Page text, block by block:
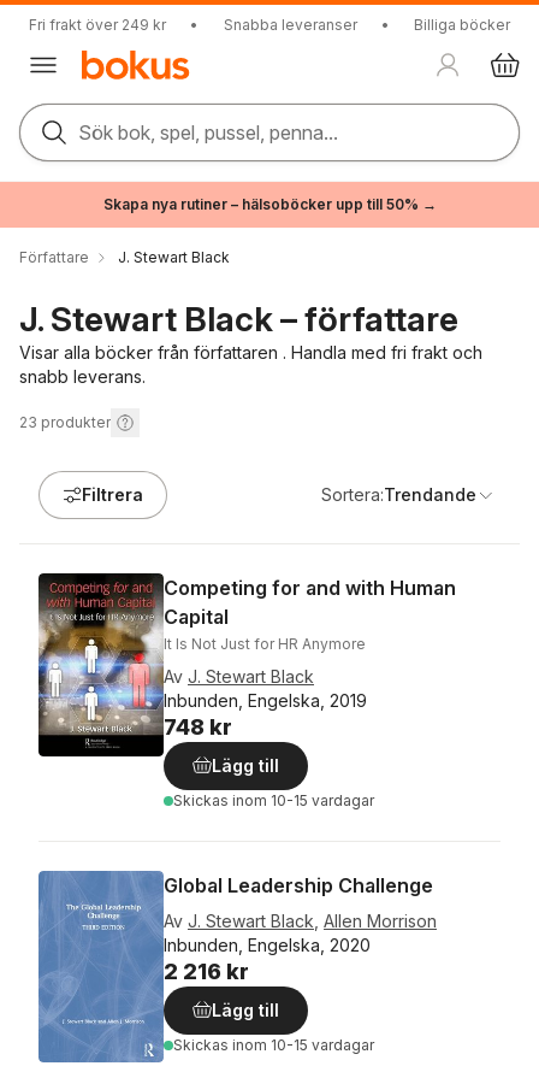
Fri frakt över 249 kr • Snabba leveranser • Billiga böcker
Sök bok, spel, pussel, penna...
Skapa nya rutiner – hälsoböcker upp till 50% →
Författare J. Stewart Black
J. Stewart Black – författare
Visar alla böcker från författaren . Handla med fri frakt och
snabb leverans.
23 produkter
Filtrera Sortera:Trendande
Competing for and with Human
Capital
It Is Not Just for HR Anymore
Av J. Stewart Black
Inbunden, Engelska, 2019
748 kr
Lägg till
Skickas inom 10-15 vardagar
Global Leadership Challenge
Av J. Stewart Black Allen Morrison
Inbunden, Engelska, 2020
2 216 kr
Lägg till
Skickas inom 10-15 vardagar